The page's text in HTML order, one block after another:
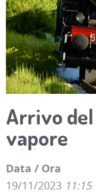
Arrivo
vapore
Data / Ora
19/11/2023 11:15